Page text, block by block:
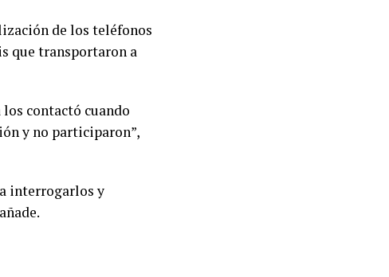
de los teléfonos
que transportaron a
contactó cuando
y no participaron”,
interrogarlos y